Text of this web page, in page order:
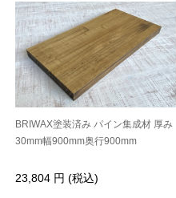
BRIWAX塗装済み パイン集成材 厚み
30mm幅900mm奥行900mm
23,804 円 (税込)